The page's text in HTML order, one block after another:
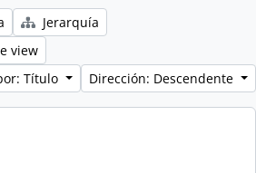
Jerarquía
view
Título
Dirección: Descendente